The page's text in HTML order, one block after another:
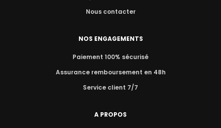
Nous contacter
NOS ENGAGEMENTS
Paiement 100% sécurisé
Assurance remboursement en 48h
Service client 7/7
A PROPOS